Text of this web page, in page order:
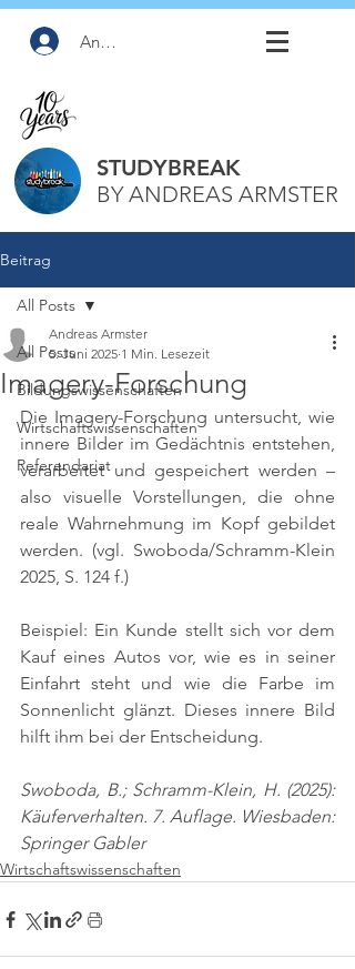
Anmelden
STUDYBREAK
BY ANDREAS ARMSTER
Beitrag
All Posts
Bildungswissenschaften
Wirtschaftswissenschaften
Referendariat
All Posts
Imagery-Forschung
Andreas Armster
5. Juni 2025 1 Min. Lesezeit
Die Imagery-Forschung untersucht, wie
innere Bilder im Gedächtnis entstehen,
verarbeitet und gespeichert werden –
also visuelle Vorstellungen, die ohne
reale Wahrnehmung im Kopf gebildet
werden. (vgl. Swoboda/Schramm-Klein
2025, S. 124 f.)
Beispiel: Ein Kunde stellt sich vor dem
Kauf eines Autos vor, wie es in seiner
Einfahrt steht und wie die Farbe im
Sonnenlicht glänzt. Dieses innere Bild
hilft ihm bei der Entscheidung.
Swoboda, B.; Schramm-Klein, H. (2025):
Käuferverhalten. 7. Auflage. Wiesbaden:
Springer Gabler
Wirtschaftswissenschaften